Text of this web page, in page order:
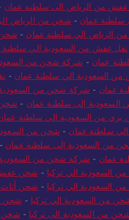
عفش من الرياض الى سلطنة عمان
سلطنة عمان - شحن من الرياض
الرياض الي سلطنة عمان - شحن
نقل عفش من السعودية الي سلطنة
عمان - شركة شحن من
السعودية الي سلطنة عمان -
عمان - شركة شحن من
السعودية إلى سلطنة عمان - شحن
من السعودية الي سلطنة
سلطنة عمان - شحن من
من السعودية إلى سلطنة عمان -
عمان - شركة شحن من
السعودية الي تركيا - شحن
السعودية الي تركيا - شحن أثاث
من السعودية الي تركيا - شحن
من السعودية الى تركيا - شحن